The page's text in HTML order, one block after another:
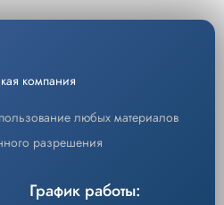
+ компания
любых материалов
разрешения
График работы: